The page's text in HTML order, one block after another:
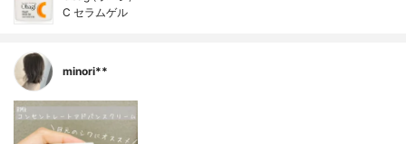
C セラムゲル
minori**